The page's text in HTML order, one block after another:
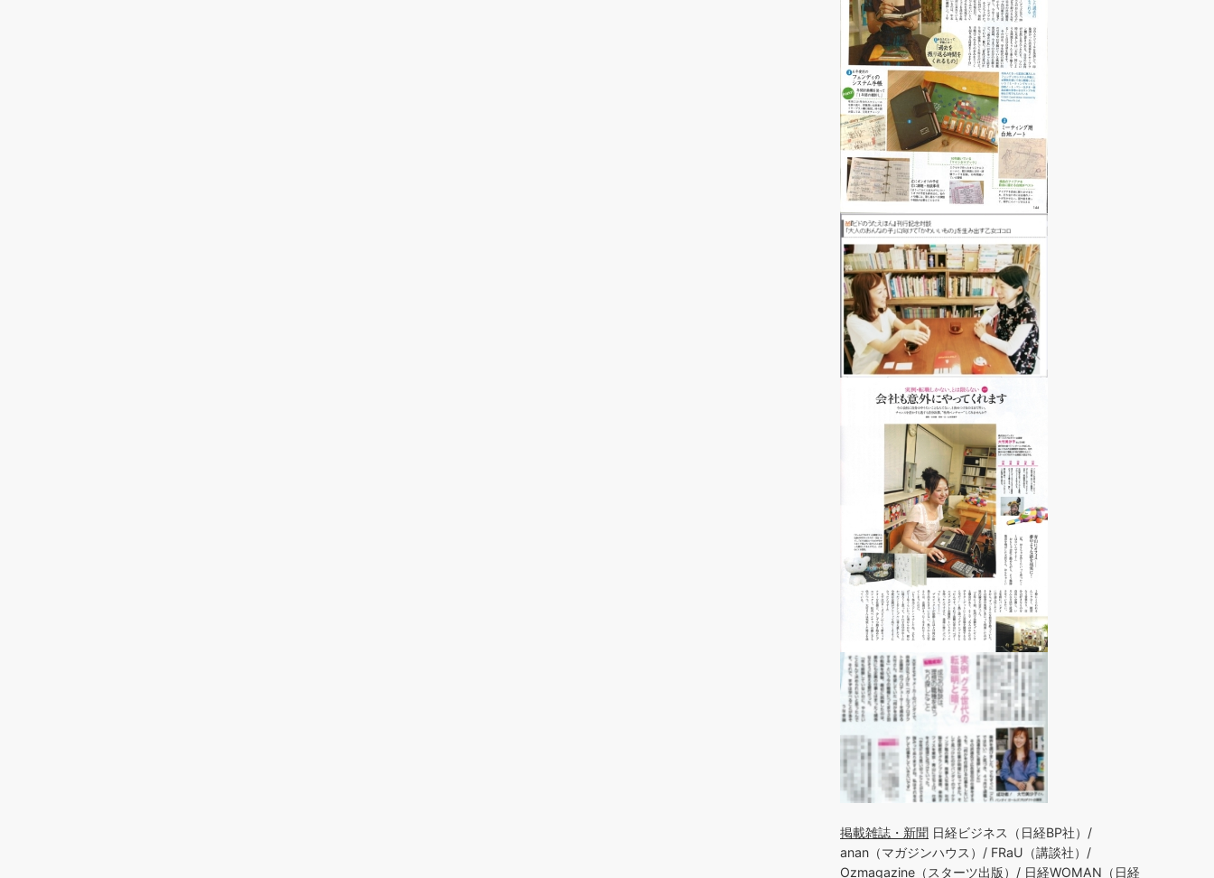
掲載雑誌・新聞 日経ビジネス（日経BP社）/
anan（マガジンハウス）/ FRaU（講談社）/
Ozmagazine（スターツ出版）/ 日経WOMAN（日経